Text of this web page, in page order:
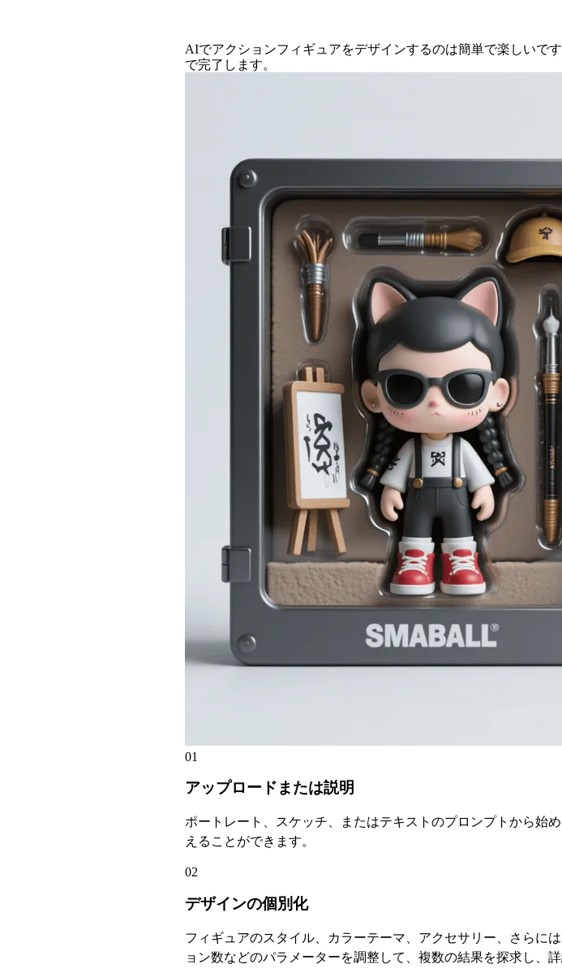
AIでアクションフィギュアをデザインするのは簡単で楽しいで
で完了します。
01
アップロードまたは説明
ポートレート、スケッチ、またはテキストのプロンプトから始
えることができます。
02
デザインの個別化
フィギュアのスタイル、カラーテーマ、アクセサリー、さらに
ョン数などのパラメーターを調整して、複数の結果を探求し、